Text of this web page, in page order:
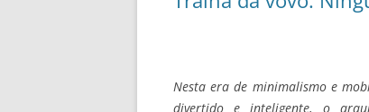
Nesta era de minimalismo e
divertido e inteligente, o